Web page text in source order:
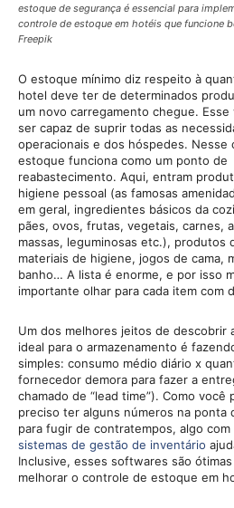
estoque de segurança é essencial para
controle de estoque em hotéis que funcione
Freepik
O estoque mínimo diz respeito à
hotel deve ter de determinados
um novo carregamento chegue. Esse
ser capaz de suprir todas as
operacionais e dos hóspedes. Nesse
estoque funciona como um ponto de
reabastecimento. Aqui, entram
higiene pessoal (as famosas
em geral, ingredientes básicos da
pães, ovos, frutas, vegetais, carnes,
massas, leguminosas etc.), produtos
materiais de higiene, jogos de cama,
banho… A lista é enorme, e por isso
importante olhar para cada item com
Um dos melhores jeitos de descobrir
ideal para o armazenamento é
simples: consumo médio diário x
fornecedor demora para fazer a
chamado de “lead time”). Como você
preciso ter alguns números na ponta
para fugir de contratempos, algo com
sistemas de gestão de inventário
Inclusive, esses softwares são
melhorar o controle de estoque em